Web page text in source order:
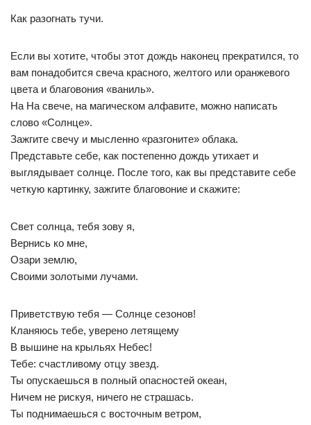
Как разогнать тучи.
Если вы хотите, чтобы этот дождь наконец прекратился, то
вам понадобится свеча красного, желтого или оранжевого
цвета и благовония «ваниль».
На На свече, на магическом алфавите, можно написать
слово «Солнце».
Зажгите свечу и мысленно «разгоните» облака.
Представьте себе, как постепенно дождь утихает и
выглядывает солнце. После того, как вы представите себе
четкую картинку, зажгите благовоние и скажите:
Свет солнца, тебя зову я,
Вернись ко мне,
Озари землю,
Своими золотыми лучами.
Приветствую тебя — Солнце сезонов!
Кланяюсь тебе, уверено летящему
В вышине на крыльях Небес!
Тебе: счастливому отцу звезд.
Ты опускаешься в полный опасностей океан,
Ничем не рискуя, ничего не страшась.
Ты поднимаешься с восточным ветром,